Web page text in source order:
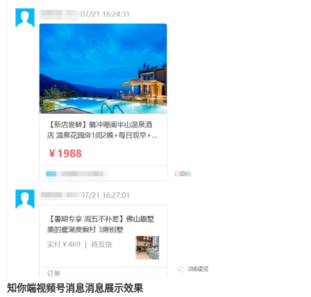
知你端视频号消息消息展示效果